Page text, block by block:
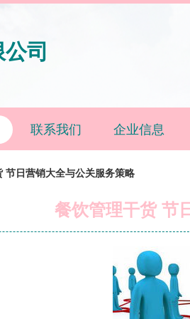
司
联系我们 企业信息
节日营销大全与公关服务策略
餐饮管理干货 节